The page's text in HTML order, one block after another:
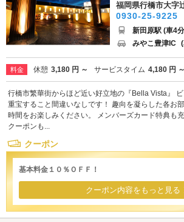
福岡県行橋市大字
0930-25-9225
新田原駅 (車4
みやこ豊津IC
料金 休憩 3,180 円 ～ サービスタイム 4,180 円 ～
行橋市繁華街からほど近い好立地の『Bella Vista』
重宝すること間違いなしです！ 趣向を凝らした各お
時間をお楽しみください。 メンバーズカード特典も
クーポンも...
クーポン
基本料金１０％ＯＦＦ！
クーポン内容をもっと見る